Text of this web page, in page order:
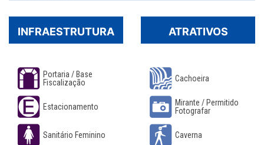
INFRAESTRUTURA
Portaria / Base
Fiscalização
Estacionamento
Sanitário Feminino
ATRATIVOS
Cachoeira
Mirante / Permitido
Fotografar
Caverna